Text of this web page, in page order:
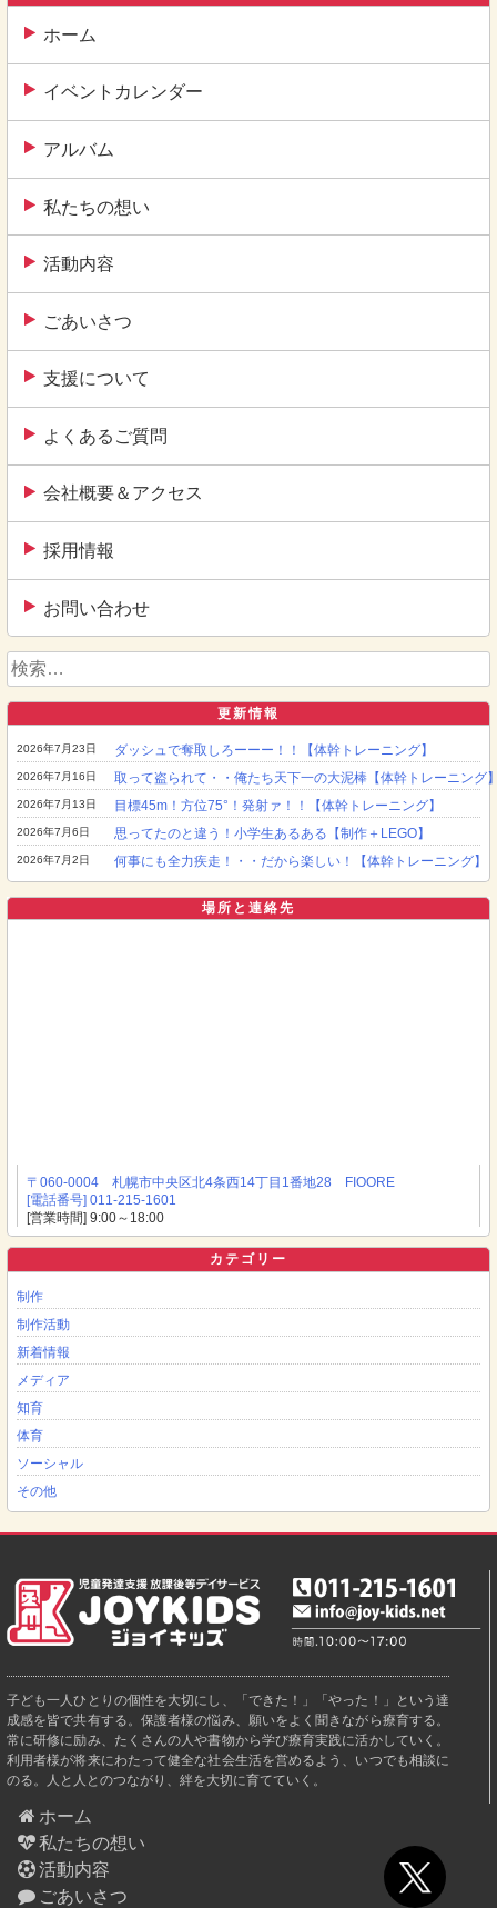
ホーム
イベントカレンダー
アルバム
私たちの想い
活動内容
ごあいさつ
支援について
よくあるご質問
会社概要＆アクセス
採用情報
お問い合わせ
検
索:
更新情報
ダッシュで奪取しろーーー！！【体幹トレーニング】
2026年7月23日
取って盗られて・・俺たち天下一の大泥棒【体幹トレーニング
2026年7月16日
目標45m！方位75°！発射ァ！！【体幹トレーニング】
2026年7月13日
思ってたのと違う！小学生あるある【制作＋LEGO】
2026年7月6日
何事にも全力疾走！・・だから楽しい！【体幹トレーニング】
2026年7月2日
場所と連絡先
〒060-0004 札幌市中央区北4条西14丁目1番地28 FIOORE
[電話番号] 011-215-1601
[営業時間] 9:00～18:00
カテゴリー
制作
制作活動
新着情報
メディア
知育
体育
ソーシャル
その他
ゲ
ー
シ
ョ
ン
子ども一人ひとりの個性を大切にし、「できた！」「やった！」という達
成感を皆で共有する。保護者様の悩み、願いをよく聞きながら療育する。
常に研修に励み、たくさんの人や書物から学び療育実践に活かしていく。
利用者様が将来にわたって健全な社会生活を営めるよう、いつでも相談に
のる。人と人とのつながり、絆を大切に育てていく。
ホーム
私たちの想い
活動内容
ごあいさつ